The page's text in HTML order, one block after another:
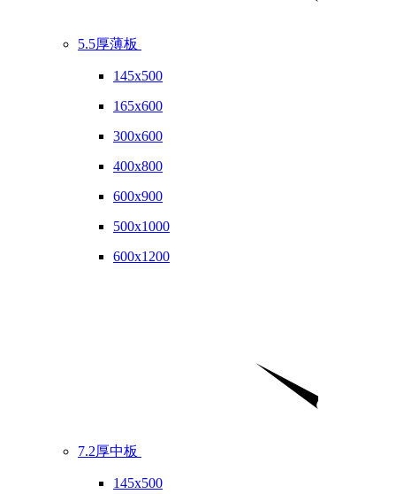
5.5厚薄板
145x500
165x600
300x600
400x800
600x900
500x1000
600x1200
7.2厚中板
145x500